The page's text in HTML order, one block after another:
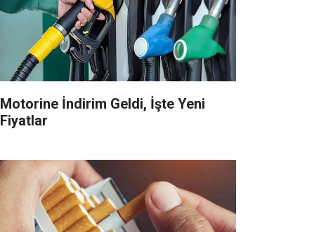
Motorine İndirim Geldi, İşte Yeni
Fiyatlar